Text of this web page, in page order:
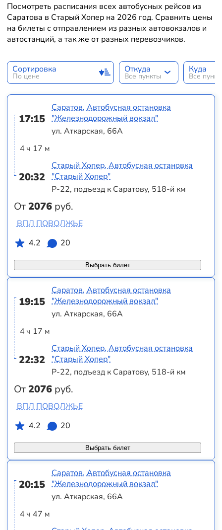
Посмотреть расписания всех автобусных рейсов из
Саратова в Старый Хопер на 2026 год. Сравнить цены
на билеты с отправлением из разных автовокзалов и
автостанций, а так же от разных перевозчиков.
Сортировка
По цене
Откуда
Все пункты
Куда
Все
17:15
4 ч 17 м
20:32
От2076 руб.
Саратов, Автобусная остановка
"Железнодорожный вокзал"
ул. Аткарская, 66А
Старый Хопер, Автобусная остановка
"Старый Хопер"
Р-22, подъезд к Саратову, 518-й км
Выбрать билет
ВПЛ ПОВОЛЖЬЕ
4.2
20
19:15
4 ч 17 м
22:32
От2076 руб.
Саратов, Автобусная остановка
"Железнодорожный вокзал"
ул. Аткарская, 66А
Старый Хопер, Автобусная остановка
"Старый Хопер"
Р-22, подъезд к Саратову, 518-й км
Выбрать билет
ВПЛ ПОВОЛЖЬЕ
4.2
20
20:15
4 ч 47 м
Саратов, Автобусная остановка
"Железнодорожный вокзал"
ул. Аткарская, 66А